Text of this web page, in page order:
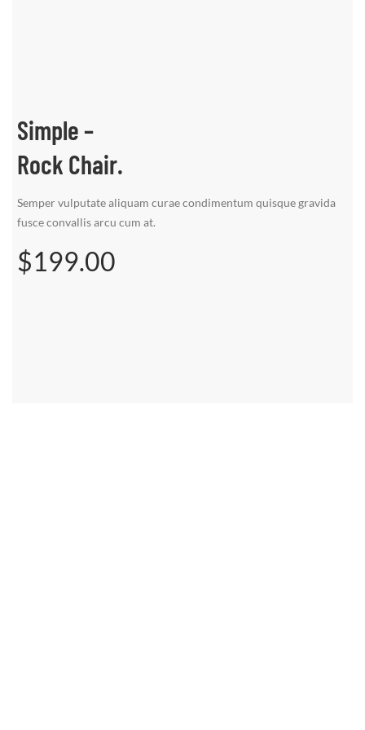
Simple –
Rock Chair.
Semper vulputate aliquam curae condimentum quisque gravida
fusce convallis arcu cum at.
$199.00